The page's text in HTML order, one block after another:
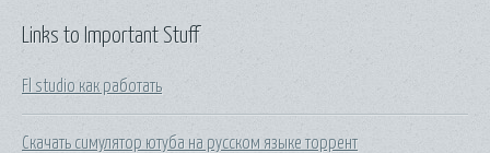
Links to Important Stuff
Fl studio как работать
Скачать симулятор ютуба на русском языке торрент